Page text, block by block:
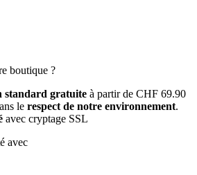
boutique ?
standard gratuite à partir de CHF 69.90
le respect de notre environnement.
avec cryptage SSL
avec